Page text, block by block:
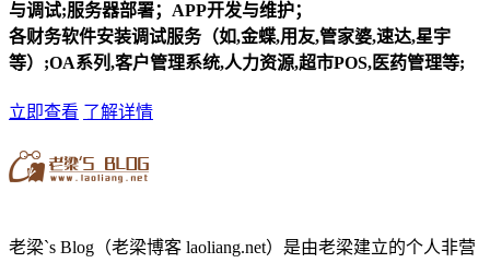
与调试;服务器部署；APP开发与维护；
各财务软件安装调试服务（如,金蝶,用友,管家婆,速达,星宇
等）;OA系列,客户管理系统,人力资源,超市POS,医药管理等;
立即查看 了解详情
老梁`s Blog（老梁博客 laoliang.net）是由老梁建立的个人非营